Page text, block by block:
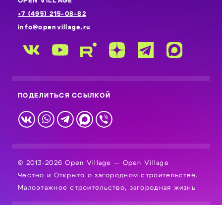
+7 (495) 215-08-82
info@openvillage.ru
ПОДЕЛИТЬСЯ ССЫЛКОЙ
© 2013-2026 Open Village — Open Village
Честно и Открыто о загородном строительстве.
Малоэтажное строительство, загородная жизнь